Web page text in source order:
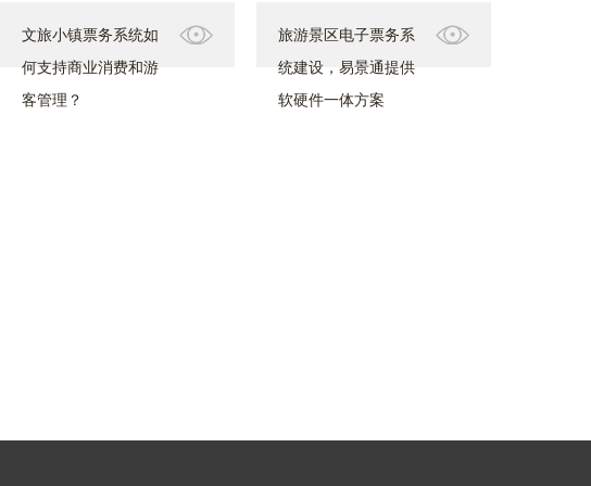
文旅小镇票务系统如
何支持商业消费和游
客管理？
旅游景区电子票务系
统建设，易景通提供
软硬件一体方案